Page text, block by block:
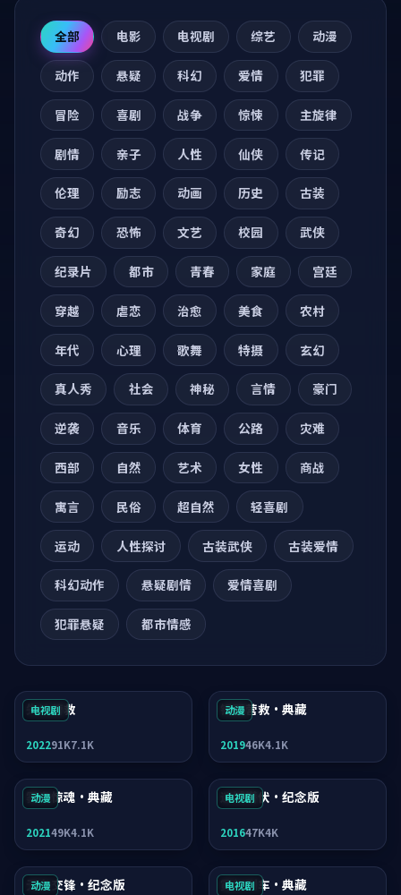
全部 电影 电视剧 综艺 动漫
动作 悬疑 科幻 爱情 犯罪
冒险 喜剧 战争 惊悚 主旋律
剧情 亲子 人性 仙侠 传记
伦理 励志 动画 历史 古装
奇幻 恐怖 文艺 校园 武侠
纪录片 都市 青春 家庭 宫廷
穿越 虐恋 治愈 美食 农村
年代 心理 歌舞 特摄 玄幻
真人秀 社会 神秘 言情 豪门
逆袭 音乐 体育 公路 灾难
西部 自然 艺术 女性 商战
寓言 民俗 超自然 轻喜剧
运动 人性探讨 古装武侠 古装爱情
科幻动作 悬疑剧情 爱情喜剧
犯罪悬疑 都市情感
电视剧
失控营救
202291K7.1K
动漫
银翼营救·典藏
201946K4.1K
动漫
雾岛惊魂·典藏
202149K4.1K
电视剧
迷城潜伏·纪念版
201647K4K
动漫
无名交锋·纪念版 电视剧
霓虹列车·典藏